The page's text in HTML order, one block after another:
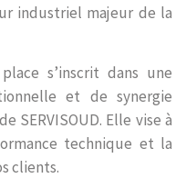
industriel majeur de la
s’inscrit dans une
et de synergie
SERVISOUD. Elle vise à
technique et la
clients.